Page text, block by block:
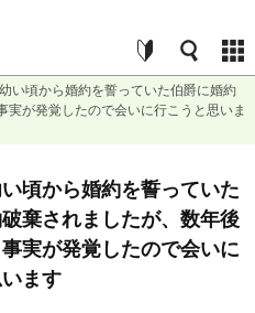
幼い頃から婚約を誓っていた伯爵に婚約
が発覚したので会いに行こうと思いま
い頃から婚約を誓っていた
棄されましたが、数年後
実が発覚したので会いに
ます